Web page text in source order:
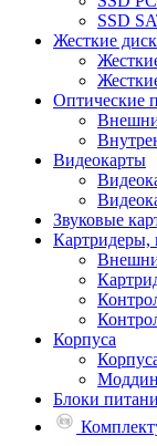
SSD
Жесткие
Оптические
Видеокарты
Звуковые
Картридеры,
Корпуса
Блоки